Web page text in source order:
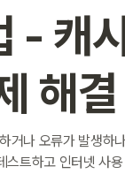
- 캐
해결
거나 오류가 발생하
트하고 인터넷 사